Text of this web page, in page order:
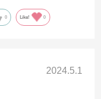
0 Like! 0
2024.5.1